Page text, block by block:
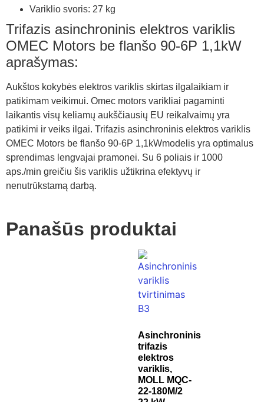
Variklio svoris: 27 kg
Trifazis asinchroninis elektros variklis
OMEC Motors be flanšo 90-6P 1,1kW
aprašymas:
Aukštos kokybės elektros variklis skirtas ilgalaikiam ir
patikimam veikimui. Omec motors varikliai pagaminti
laikantis visų keliamų aukščiausių EU reikalvaimų yra
patikimi ir veiks ilgai. Trifazis asinchroninis elektros variklis
OMEC Motors be flanšo 90-6P 1,1kWmodelis yra optimalus
sprendimas lengvajai pramonei. Su 6 poliais ir 1000
aps./min greičiu šis variklis užtikrina efektyvų ir
nenutrūkstamą darbą.
Panašūs produktai
Asinchroninis
trifazis
elektros
variklis,
MOLL MQC-
22-180M/2